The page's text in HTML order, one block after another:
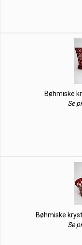
Bøhmiske
Se
Bøhmiske
Se